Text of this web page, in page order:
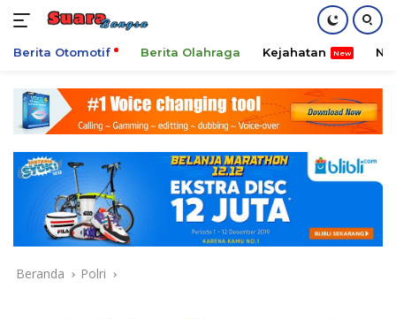
konten
Berita Otomotif Berita Olahraga Kejahatan
Beranda Polri